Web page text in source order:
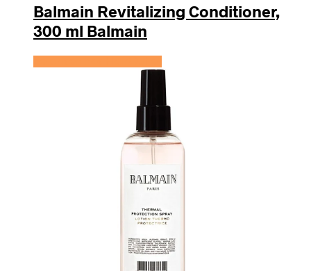
Balmain Revitalizing Conditioner,
300 ml Balmain